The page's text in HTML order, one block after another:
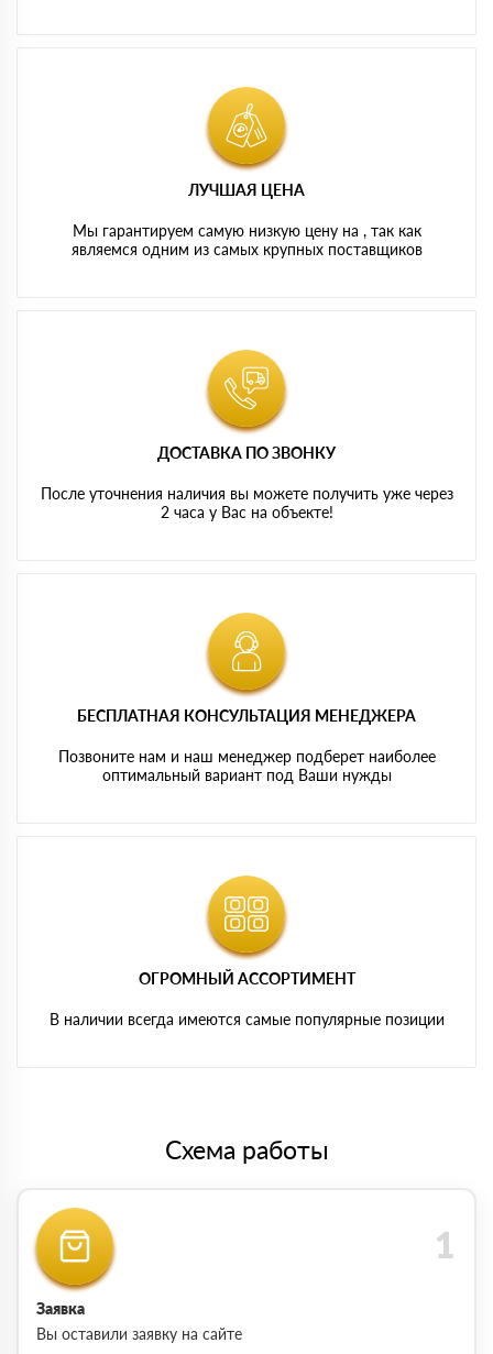
ЛУЧШАЯ ЦЕНА
Мы гарантируем самую низкую цену на , так как
являемся одним из самых крупных поставщиков
ДОСТАВКА ПО ЗВОНКУ
После уточнения наличия вы можете получить уже через
2 часа у Вас на объекте!
БЕСПЛАТНАЯ КОНСУЛЬТАЦИЯ МЕНЕДЖЕРА
Позвоните нам и наш менеджер подберет наиболее
оптимальный вариант под Ваши нужды
ОГРОМНЫЙ АССОРТИМЕНТ
В наличии всегда имеются самые популярные позиции
Схема работы
Заявка
Вы оставили заявку на сайте